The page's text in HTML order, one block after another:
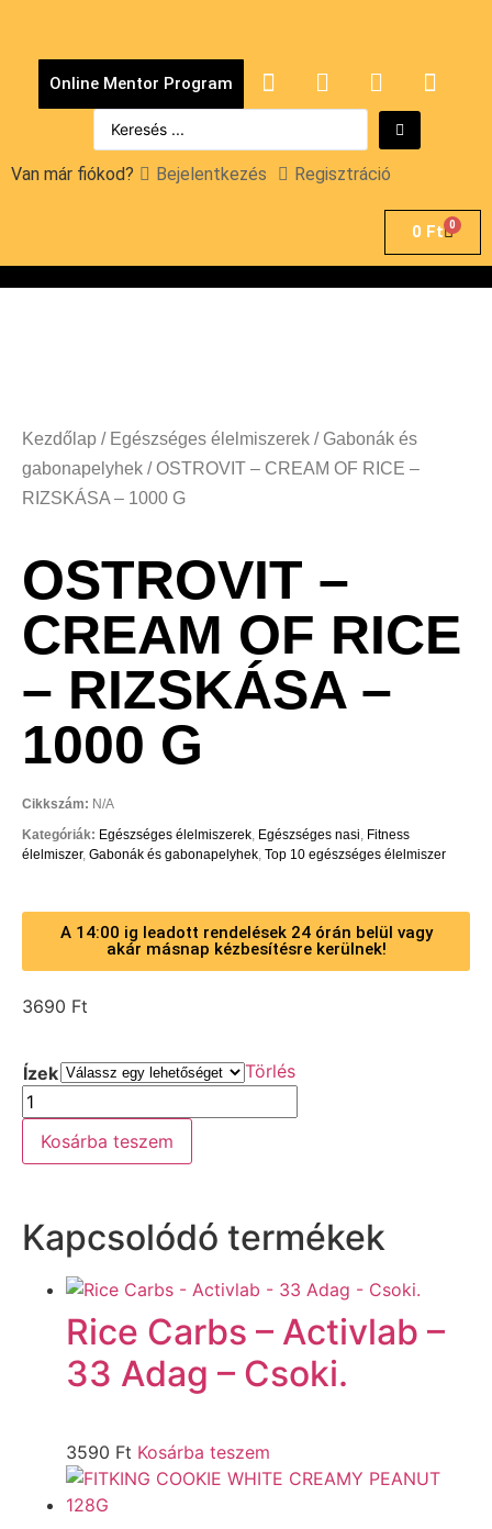
Online Mentor Program
Van már fiókod? Bejelentkezés Regisztráció
0 Ft 0
Kezdőlap / Egészséges élelmiszerek / Gabonák és
gabonapelyhek / OSTROVIT – CREAM OF RICE –
RIZSKÁSA – 1000 G
OSTROVIT –
CREAM OF RICE
– RIZSKÁSA –
1000 G
Cikkszám: N/A
Kategóriák: Egészséges élelmiszerek, Egészséges nasi, Fitness
élelmiszer, Gabonák és gabonapelyhek, Top 10 egészséges élelmiszer
A 14:00 ig leadott rendelések 24 órán belül vagy
akár másnap kézbesítésre kerülnek!
3690 Ft
Ízek Törlés
Kosárba teszem
Kapcsolódó termékek
Rice Carbs – Activlab –
33 Adag – Csoki.
3590 Ft Kosárba teszem